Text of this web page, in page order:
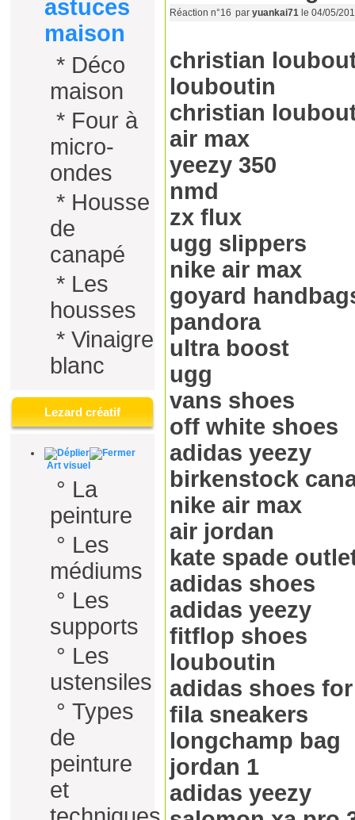
astuces
maison
* Déco
maison
* Four à
micro-
ondes
* Housse
de
canapé
* Les
housses
* Vinaigre
blanc
Lezard créatif
Art visuel
° La
peinture
° Les
médiums
° Les
supports
° Les
ustensiles
° Types
de
peinture
et
Réaction n°16 par yuankai71 le 04/05/
christian
louboutin
christian
air max
yeezy 350
nmd
zx flux
ugg slippers
nike air max
goyard
pandora
ultra boost
ugg
vans shoes
off white shoes
adidas yeezy
birkenstock
nike air max
air jordan
kate spade
adidas shoes
adidas yeezy
fitflop shoes
louboutin
adidas shoes
fila sneakers
longchamp bag
jordan 1
adidas yeezy